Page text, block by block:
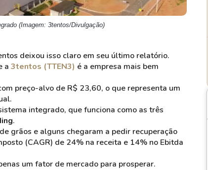
(Imagem: 3tentos/Divulgação)
deixou isso claro em seu último relatório.
a 3tentos (TTEN3) é a empresa mais bem
preço-alvo de R$ 23,60, o que representa um
integrado, que funciona como as três
.
grãos e alguns chegaram a pedir recuperação
(CAGR) de 24% na receita e 14% no Ebitda
um fator de mercado para prosperar.